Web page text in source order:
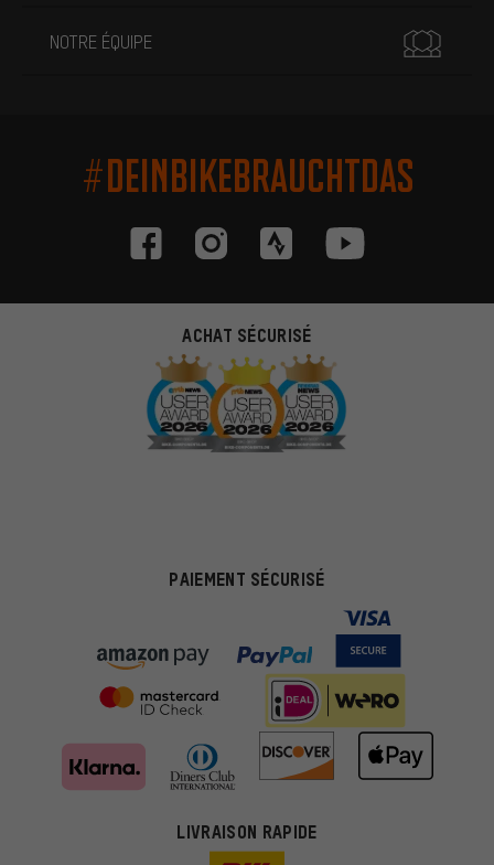
NOTRE ÉQUIPE
#DEINBIKEBRAUCHTDAS
ACHAT SÉCURISÉ
PAIEMENT SÉCURISÉ
LIVRAISON RAPIDE